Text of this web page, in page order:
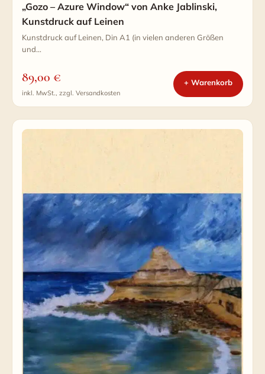
„Gozo – Azure Window“ von Anke Jablinski,
Kunstdruck auf Leinen
Kunstdruck auf Leinen, Din A1 (in vielen anderen Größen
und…
89,00 €
inkl. MwSt., zzgl. Versandkosten
+ Warenkorb